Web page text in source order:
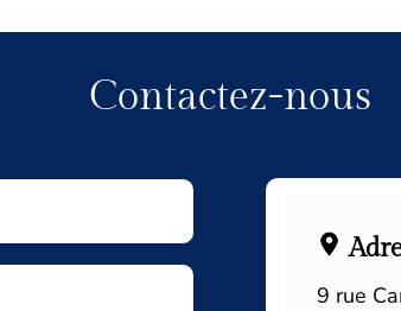
Contactez-nous
9 rue